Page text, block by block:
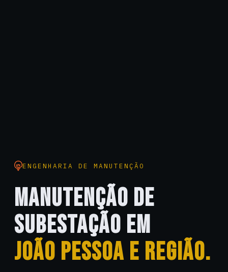
ENGENHARIA DE MANUTENÇÃO
MANUTENÇÃO DE
SUBESTAÇÃO EM
JOÃO PESSOA E REGIÃO.